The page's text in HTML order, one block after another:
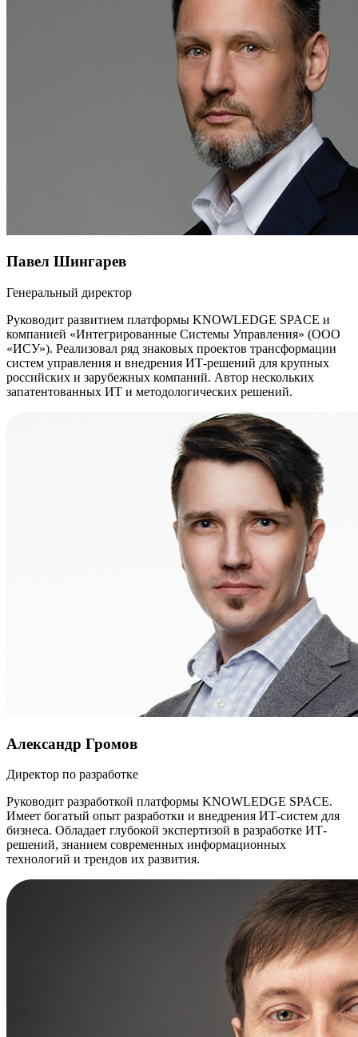
Павел Шингарев
Генеральный директор
Руководит развитием платформы KNOWLEDGE SPACE и
компанией «Интегрированные Системы Управления» (ООО
«ИСУ»). Реализовал ряд знаковых проектов трансформации
систем управления и внедрения ИТ-решений для крупных
российских и зарубежных компаний. Автор нескольких
запатентованных ИТ и методологических решений.
Александр Громов
Директор по разработке
Руководит разработкой платформы KNOWLEDGE SPACE.
Имеет богатый опыт разработки и внедрения ИТ-систем для
бизнеса. Обладает глубокой экспертизой в разработке ИТ-
решений, знанием современных информационных
технологий и трендов их развития.